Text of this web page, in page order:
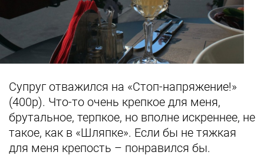
Супруг отважился на «Стоп-напряжение!»
(400р). Что-то очень крепкое для меня,
брутальное, терпкое, но вполне искреннее, не
такое, как в «Шляпке». Если бы не тяжкая
для меня крепость – понравился бы.